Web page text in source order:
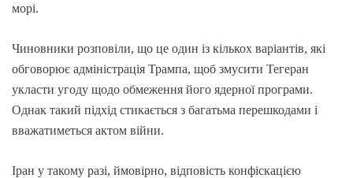
морі.
Чиновники розповіли, що це один із кількох варіантів, які
обговорює адміністрація Трампа, щоб змусити Тегеран
укласти угоду щодо обмеження його ядерної програми.
Однак такий підхід стикається з багатьма перешкодами і
вважатиметься актом війни.
Іран у такому разі, ймовірно, відповість конфіскацією